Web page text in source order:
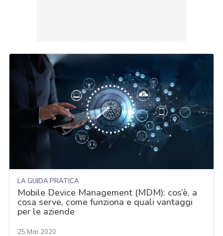
LA GUIDA PRATICA
Mobile Device Management (MDM): cos’è, a
cosa serve, come funziona e quali vantaggi
per le aziende
25 Mar 2020